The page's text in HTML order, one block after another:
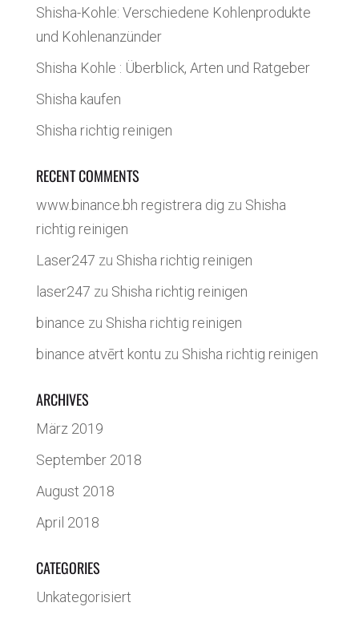
Shisha-Kohle: Verschiedene Kohlenprodukte
und Kohlenanzünder
Shisha Kohle : Überblick, Arten und Ratgeber
Shisha kaufen
Shisha richtig reinigen
RECENT COMMENTS
www.binance.bh registrera dig zu Shisha
richtig reinigen
Laser247 zu Shisha richtig reinigen
laser247 zu Shisha richtig reinigen
binance zu Shisha richtig reinigen
binance atvērt kontu zu Shisha richtig reinigen
ARCHIVES
März 2019
September 2018
August 2018
April 2018
CATEGORIES
Unkategorisiert